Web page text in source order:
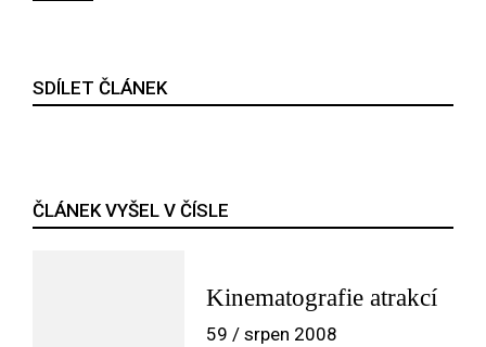
SDÍLET ČLÁNEK
ČLÁNEK VYŠEL V ČÍSLE
Kinematografie atrakcí
59 / srpen 2008